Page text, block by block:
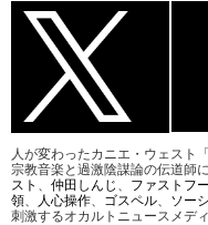
人が変わったカニエ・ウェスト
宗教音楽と過激陰謀論の伝道師
スト
仲田しんじ ファストフ
領
人心操作 ゴスペル ソー
刺激するオカルトニュースメデ